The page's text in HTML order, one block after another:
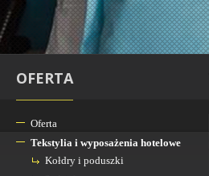
OFERTA
Oferta
Tekstylia i wyposażenia hotelowe
Kołdry i poduszki